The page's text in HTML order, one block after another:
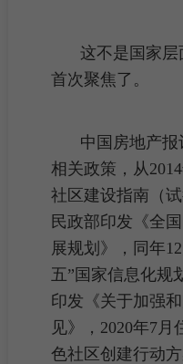
这不是国家
首次聚焦了。
中国房地产
相关政策，从
社区建设指南（试
民政部印发《全
展规划》，同年
五”国家信息化规
印发《关于加强
见》，2020年7
色社区创建行动